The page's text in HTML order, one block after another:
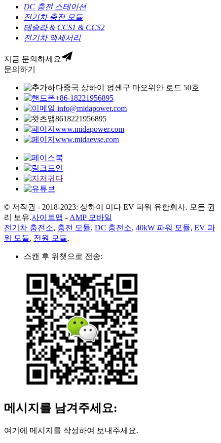
DC 충전 스테이션
전기차 충전 모듈
테슬라 & CCS1 & CCS2
전기차 액세서리
지금 문의하세요
문의하기
중국 상하이 펑셴구 마오위안 로드 50호
+86-18221956895
info@midapower.com
8618221956895
www.midapower.com
www.midaevse.com
© 저작권 - 2018-2023: 상하이 미다 EV 파워 유한회사. 모든 권
리 보유.사이트맵 - AMP 모바일
전기차 충전소, 충전 모듈, DC 충전소, 40kW 파워 모듈, EV 파
워 모듈, 전원 모듈,
스캔 후 위챗으로 전송:
메시지를 남겨주세요:
여기에 메시지를 작성하여 보내주세요.